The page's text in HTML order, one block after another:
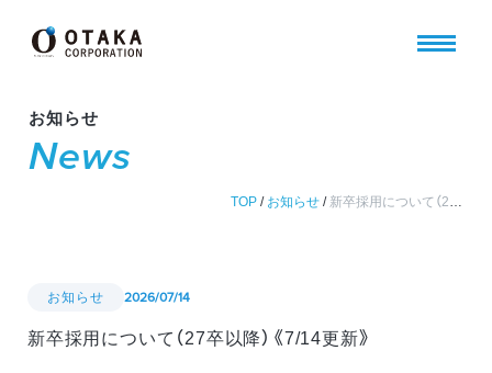
お知らせ
News
TOP / お知らせ / 新卒採用について（27卒以降）《7/14更新》
お知らせ 2026/07/14
新卒採用について（27卒以降）《7/14更新》